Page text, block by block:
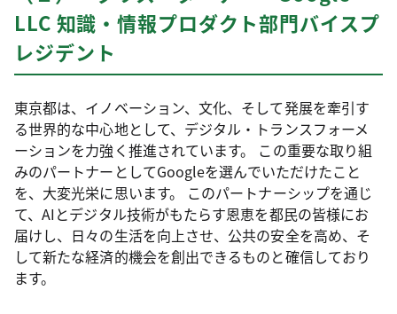
LLC 知識・情報プロダクト部門バイスプ
レジデント
東京都は、イノベーション、文化、そして発展を牽引す
る世界的な中心地として、デジタル・トランスフォーメ
ーションを力強く推進されています。 この重要な取り組
みのパートナーとしてGoogleを選んでいただけたこと
を、大変光栄に思います。 このパートナーシップを通じ
て、AIとデジタル技術がもたらす恩恵を都民の皆様にお
届けし、日々の生活を向上させ、公共の安全を高め、そ
して新たな経済的機会を創出できるものと確信しており
ます。